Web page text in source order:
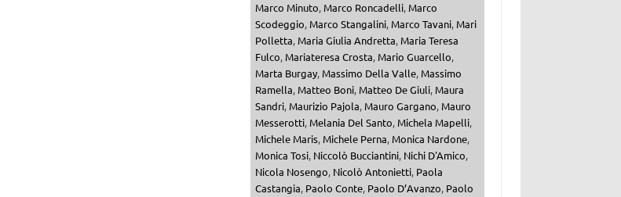
Marco Minuto, Marco Roncadelli, Marco
Scodeggio, Marco Stangalini, Marco Tavani, Mari
Polletta, Maria Giulia Andretta, Maria Teresa
Fulco, Mariateresa Crosta, Mario Guarcello,
Marta Burgay, Massimo Della Valle, Massimo
Ramella, Matteo Boni, Matteo De Giuli, Maura
Sandri, Maurizio Pajola, Mauro Gargano, Mauro
Messerotti, Melania Del Santo, Michela Mapelli,
Michele Maris, Michele Perna, Monica Nardone,
Monica Tosi, Niccolò Bucciantini, Nichi D'Amico,
Nicola Nosengo, Nicolò Antonietti, Paola
Castangia, Paolo Conte, Paolo D’Avanzo, Paolo